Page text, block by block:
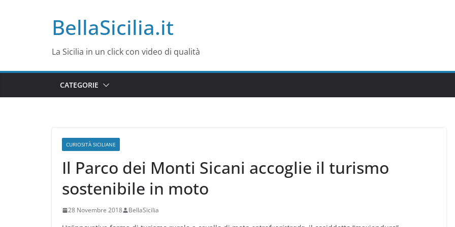
BellaSicilia.it
La Sicilia in un click con video di qualità
CATEGORIE
CURIOSITÀ SICILIANE
Il Parco dei Monti Sicani accoglie il turismo
sostenibile in moto
28 Novembre 2018 BellaSicilia